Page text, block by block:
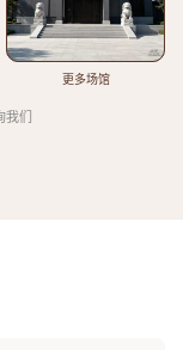
更多场馆
们